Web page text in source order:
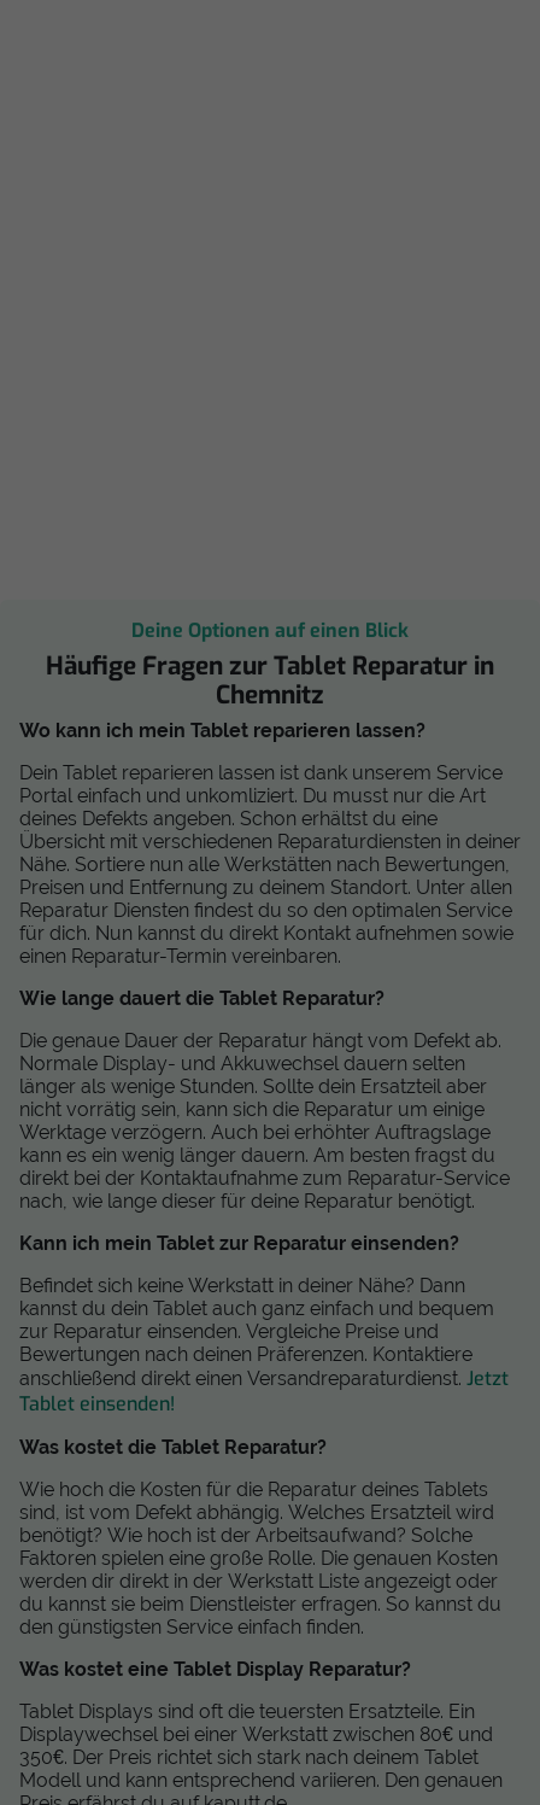
Deine Optionen auf einen Blick
Häufige Fragen zur Tablet Reparatur in
Chemnitz
Wo kann ich mein Tablet reparieren lassen?
Dein Tablet reparieren lassen ist dank unserem Service
Portal einfach und unkomliziert. Du musst nur die Art
deines Defekts angeben. Schon erhältst du eine
Übersicht mit verschiedenen Reparaturdiensten in deiner
Nähe. Sortiere nun alle Werkstätten nach Bewertungen,
Preisen und Entfernung zu deinem Standort. Unter allen
Reparatur Diensten findest du so den optimalen Service
für dich. Nun kannst du direkt Kontakt aufnehmen sowie
einen Reparatur-Termin vereinbaren.
Wie lange dauert die Tablet Reparatur?
Die genaue Dauer der Reparatur hängt vom Defekt ab.
Normale Display- und Akkuwechsel dauern selten
länger als wenige Stunden. Sollte dein Ersatzteil aber
nicht vorrätig sein, kann sich die Reparatur um einige
Werktage verzögern. Auch bei erhöhter Auftragslage
kann es ein wenig länger dauern. Am besten fragst du
direkt bei der Kontaktaufnahme zum Reparatur-Service
nach, wie lange dieser für deine Reparatur benötigt.
Kann ich mein Tablet zur Reparatur einsenden?
Befindet sich keine Werkstatt in deiner Nähe? Dann
kannst du dein Tablet auch ganz einfach und bequem
zur Reparatur einsenden. Vergleiche Preise und
Bewertungen nach deinen Präferenzen. Kontaktiere
anschließend direkt einen Versandreparaturdienst. Jetzt
Tablet einsenden!
Was kostet die Tablet Reparatur?
Wie hoch die Kosten für die Reparatur deines Tablets
sind, ist vom Defekt abhängig. Welches Ersatzteil wird
benötigt? Wie hoch ist der Arbeitsaufwand? Solche
Faktoren spielen eine große Rolle. Die genauen Kosten
werden dir direkt in der Werkstatt Liste angezeigt oder
du kannst sie beim Dienstleister erfragen. So kannst du
den günstigsten Service einfach finden.
Was kostet eine Tablet Display Reparatur?
Tablet Displays sind oft die teuersten Ersatzteile. Ein
Displaywechsel bei einer Werkstatt zwischen 80€ und
350€. Der Preis richtet sich stark nach deinem Tablet
Modell und kann entsprechend variieren. Den genauen